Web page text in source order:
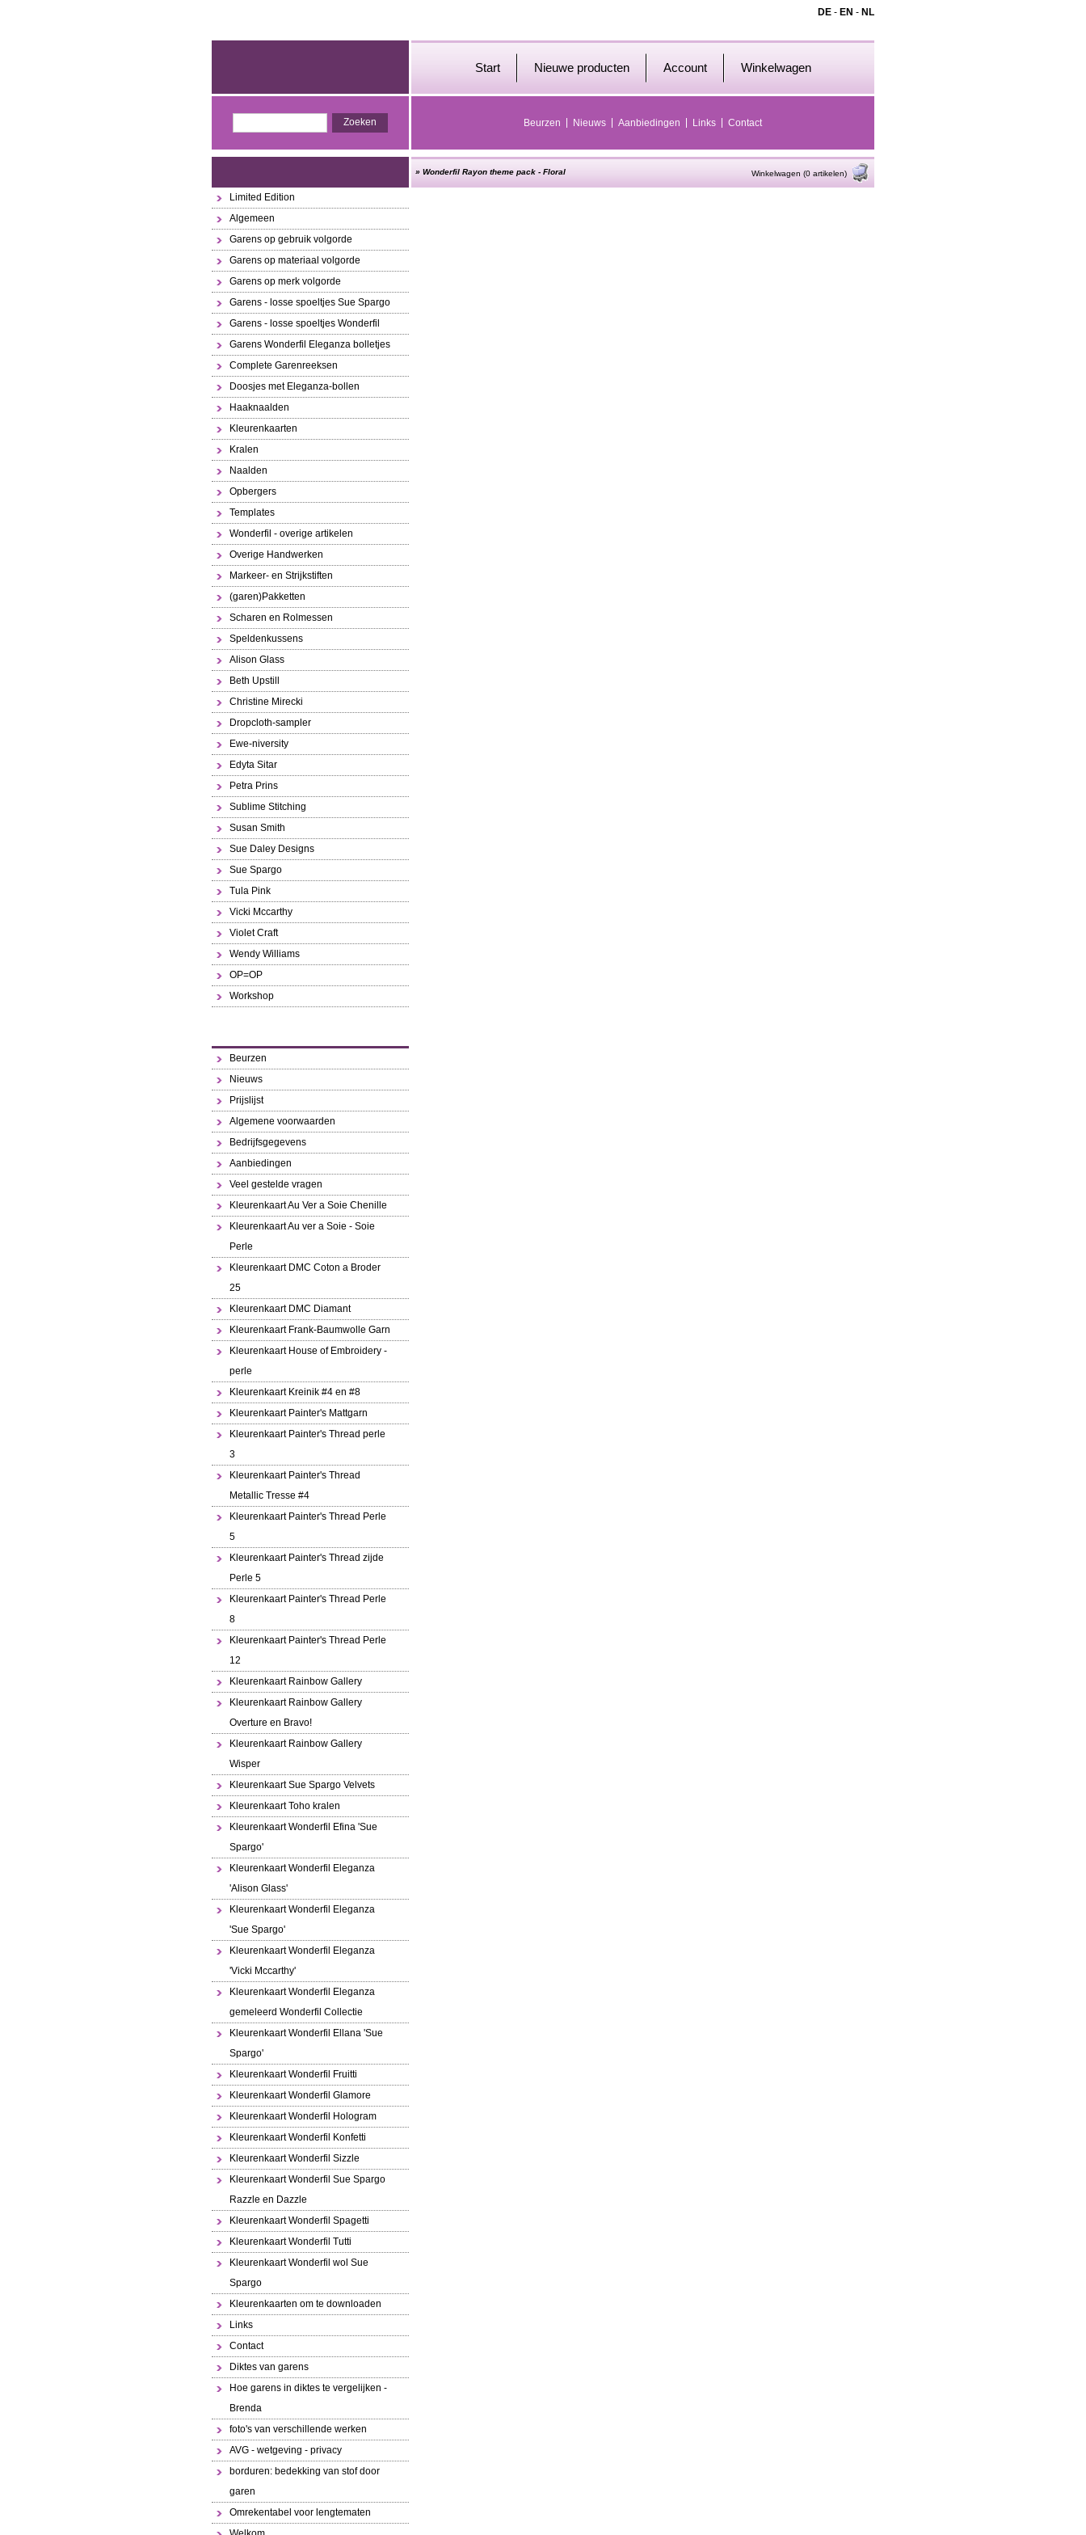
DE - EN - NL
Start Nieuwe producten Account Winkelwagen
Beurzen Nieuws Aanbiedingen Links Contact
Limited Edition
Algemeen
Garens op gebruik volgorde
Garens op materiaal volgorde
Garens op merk volgorde
Garens - losse spoeltjes Sue Spargo
Garens - losse spoeltjes Wonderfil
Garens Wonderfil Eleganza bolletjes
Complete Garenreeksen
Doosjes met Eleganza-bollen
Haaknaalden
Kleurenkaarten
Kralen
Naalden
Opbergers
Templates
Wonderfil - overige artikelen
Overige Handwerken
Markeer- en Strijkstiften
(garen)Pakketten
Scharen en Rolmessen
Speldenkussens
Alison Glass
Beth Upstill
Christine Mirecki
Dropcloth-sampler
Ewe-niversity
Edyta Sitar
Petra Prins
Sublime Stitching
Susan Smith
Sue Daley Designs
Sue Spargo
Tula Pink
Vicki Mccarthy
Violet Craft
Wendy Williams
OP=OP
Workshop
Beurzen
Nieuws
Prijslijst
Algemene voorwaarden
Bedrijfsgegevens
Aanbiedingen
Veel gestelde vragen
Kleurenkaart Au Ver a Soie Chenille
Kleurenkaart Au ver a Soie - Soie
Perle
Kleurenkaart DMC Coton a Broder
25
Kleurenkaart DMC Diamant
Kleurenkaart Frank-Baumwolle Garn
Kleurenkaart House of Embroidery -
perle
Kleurenkaart Kreinik #4 en #8
Kleurenkaart Painter's Mattgarn
Kleurenkaart Painter's Thread perle
3
Kleurenkaart Painter's Thread
Metallic Tresse #4
Kleurenkaart Painter's Thread Perle
5
Kleurenkaart Painter's Thread zijde
Perle 5
Kleurenkaart Painter's Thread Perle
8
Kleurenkaart Painter's Thread Perle
12
Kleurenkaart Rainbow Gallery
Kleurenkaart Rainbow Gallery
Overture en Bravo!
Kleurenkaart Rainbow Gallery
Wisper
Kleurenkaart Sue Spargo Velvets
Kleurenkaart Toho kralen
Kleurenkaart Wonderfil Efina 'Sue
Spargo'
Kleurenkaart Wonderfil Eleganza
'Alison Glass'
Kleurenkaart Wonderfil Eleganza
'Sue Spargo'
Kleurenkaart Wonderfil Eleganza
'Vicki Mccarthy'
Kleurenkaart Wonderfil Eleganza
gemeleerd Wonderfil Collectie
Kleurenkaart Wonderfil Ellana 'Sue
Spargo'
Kleurenkaart Wonderfil Fruitti
Kleurenkaart Wonderfil Glamore
Kleurenkaart Wonderfil Hologram
Kleurenkaart Wonderfil Konfetti
Kleurenkaart Wonderfil Sizzle
Kleurenkaart Wonderfil Sue Spargo
Razzle en Dazzle
Kleurenkaart Wonderfil Spagetti
Kleurenkaart Wonderfil Tutti
Kleurenkaart Wonderfil wol Sue
Spargo
Kleurenkaarten om te downloaden
Links
Contact
Diktes van garens
Hoe garens in diktes te vergelijken -
Brenda
foto's van verschillende werken
AVG - wetgeving - privacy
borduren: bedekking van stof door
garen
Omrekentabel voor lengtematen
» Wonderfil Rayon theme pack - Floral Winkelwagen (0 artikelen)